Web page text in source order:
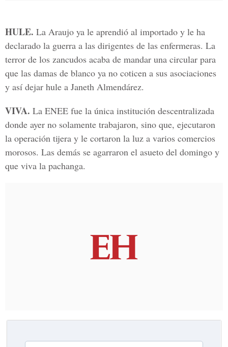
HULE. La Araujo ya le aprendió al importado y le ha
declarado la guerra a las dirigentes de las enfermeras. La
terror de los zancudos acaba de mandar una circular para
que las damas de blanco ya no coticen a sus asociaciones
y así dejar hule a Janeth Almendárez.
VIVA. La ENEE fue la única institución descentralizada
donde ayer no solamente trabajaron, sino que, ejecutaron
la operación tijera y le cortaron la luz a varios comercios
morosos. Las demás se agarraron el asueto del domingo y
que viva la pachanga.